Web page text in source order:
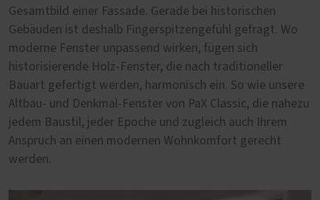
Gesamtbild einer Fassade. Gerade bei historischen
Gebäuden ist deshalb Fingerspitzengefühl gefragt. Wo
moderne Fenster unpassend wirken, fügen sich
historisierende Holz-Fenster, die nach traditioneller
Bauart gefertigt werden, harmonisch ein. So wie unsere
Altbau- und Denkmal-Fenster von PaX Classic, die nahezu
jedem Baustil, jeder Epoche und zugleich auch Ihrem
Anspruch an einen modernen Wohnkomfort gerecht
werden.